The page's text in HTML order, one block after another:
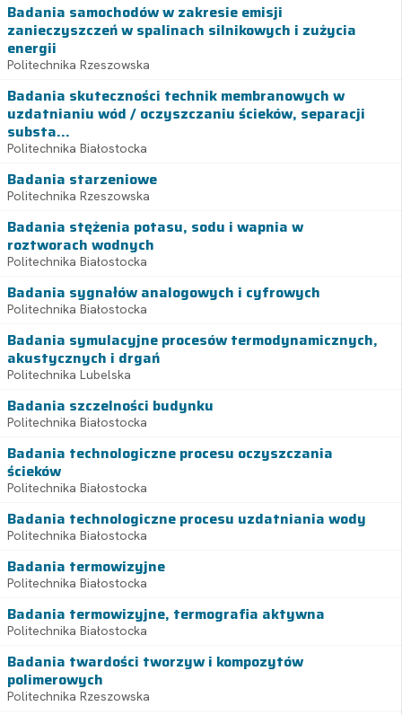
Badania samochodów w zakresie emisji
zanieczyszczeń w spalinach silnikowych i zużycia
energii
Politechnika Rzeszowska
Badania skuteczności technik membranowych w
uzdatnianiu wód / oczyszczaniu ścieków, separacji
substa...
Politechnika Białostocka
Badania starzeniowe
Politechnika Rzeszowska
Badania stężenia potasu, sodu i wapnia w
roztworach wodnych
Politechnika Białostocka
Badania sygnałów analogowych i cyfrowych
Politechnika Białostocka
Badania symulacyjne procesów termodynamicznych,
akustycznych i drgań
Politechnika Lubelska
Badania szczelności budynku
Politechnika Białostocka
Badania technologiczne procesu oczyszczania
ścieków
Politechnika Białostocka
Badania technologiczne procesu uzdatniania wody
Politechnika Białostocka
Badania termowizyjne
Politechnika Białostocka
Badania termowizyjne, termografia aktywna
Politechnika Białostocka
Badania twardości tworzyw i kompozytów
polimerowych
Politechnika Rzeszowska